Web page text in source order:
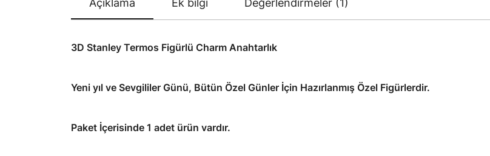
Açıklama Ek bilgi Değerlendirmeler (1)
3D Stanley Termos Figürlü Charm Anahtarlık
Yeni yıl ve Sevgililer Günü, Bütün Özel Günler İçin Hazırlanmış Özel Figürlerdir.
Paket İçerisinde 1 adet ürün vardır.